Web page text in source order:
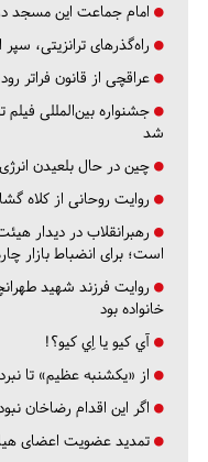
امام جماعت این مسجد در ۳ سال، نمازگزاران را ۴ برابر
راه‌گذرهای ترانزیتی،
عراقچی از قانون فراتر
جشنواره بین‌المللی
شد
چین در حال بلعیدن
روایت روحانی از کلاه
رهبرانقلاب در دیدار
است؛ برای انضباط بازار
روایت فرزند شهید
خانواده بود
آي كيو يا اِي كيو؟!
از «یکشنبه عظیم» تا
اگر این اقدام رضاخان
تمدید عضویت اعضای